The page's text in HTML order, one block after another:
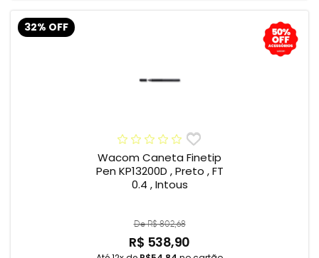
32% OFF
Wacom Caneta Finetip
Pen KP13200D , Preto , FT
0.4 , Intous
De R$ 802,68
R$ 538,90